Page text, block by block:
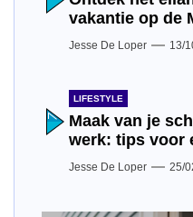
vakantie op de
Jesse De Loper 13/
LIFESTYLE
Maak van je
werk: tips voor
Jesse De Loper 25/